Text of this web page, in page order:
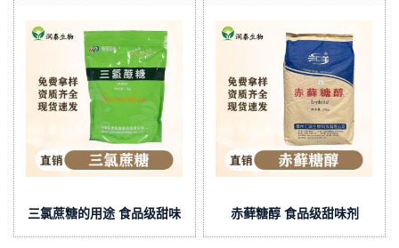
三氯蔗糖的用途 食品级甜味
剂 蔗糖素
赤藓糖醇 食品级甜味剂